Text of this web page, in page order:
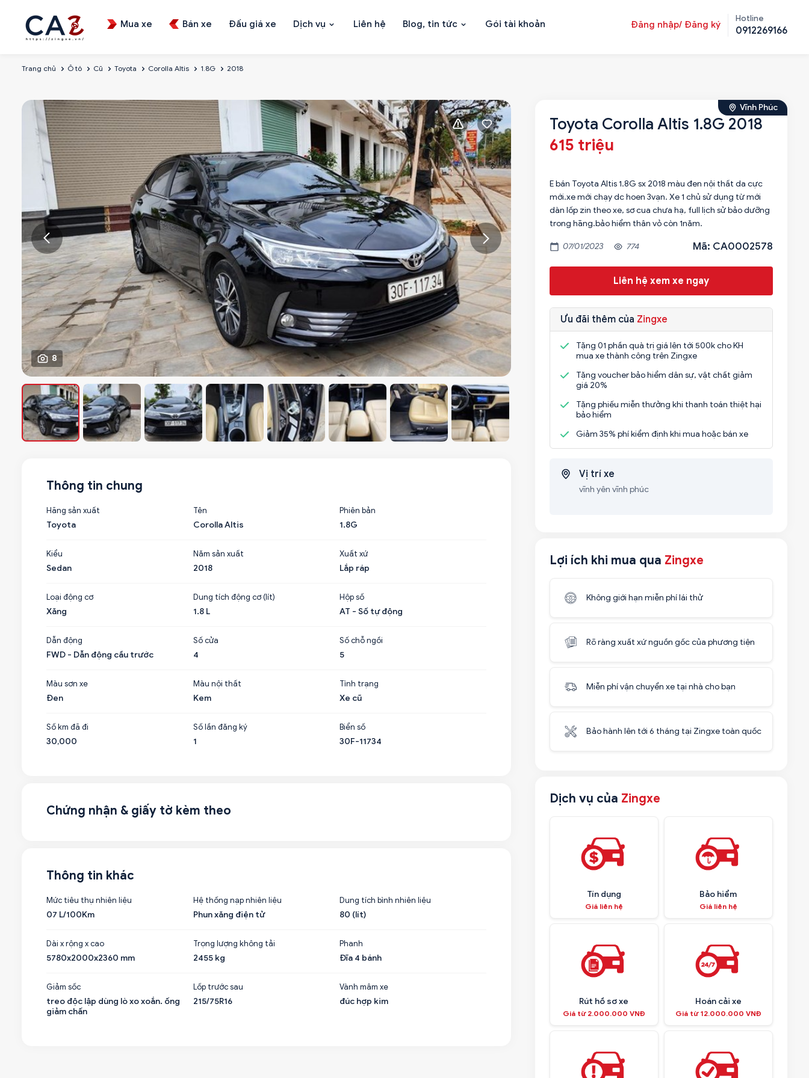
Mua xe Bán xe Đấu giá xe Dịch vụ Liên hệ Blog, tin tức Gói tài khoản Đăng nhập/ Đăng ký
Hotline
0912269166
Trang chủ Ô tô Cũ Toyota Corolla Altis 1.8G 2018
8
Vĩnh Phúc
Toyota Corolla Altis 1.8G 2018
615 triệu
E bán Toyota Altis 1.8G sx 2018 màu đen nội thất da cực
mới.xe mới chạy dc hoen 3vạn. Xe 1 chủ sử dụng từ mới
dàn lốp zin theo xe, sơ cua chưa hạ, full lịch sử bảo dưỡng
trong hãng.bảo hiểm thân vỏ còn 1năm.
07/01/2023 774 Mã: CA0002578
Liên hệ xem xe ngay
Ưu đãi thêm của Zingxe
Tặng 01 phần quà trị giá lên tới 500k cho KH
mua xe thành công trên Zingxe
Tặng voucher bảo hiểm dân sự, vật chất giảm
giá 20%
Tặng phiếu miễn thưởng khi thanh toán thiệt hại
bảo hiểm
Giảm 35% phí kiểm định khi mua hoặc bán xe
Vị trí xe
vĩnh yên vĩnh phúc
Lợi ích khi mua qua Zingxe
Không giới hạn miễn phí lái thử
Rõ ràng xuất xứ nguồn gốc của phương tiện
Miễn phí vận chuyển xe tại nhà cho bạn
Bảo hành lên tới 6 tháng tại Zingxe toàn quốc
Dịch vụ của Zingxe
Tín dụng
Giá liên hệ
Bảo hiểm
Giá liên hệ
Rút hồ sơ xe
Giá từ 2.000.000 VNĐ
Hoán cải xe
Giá từ 12.000.000 VNĐ
Thông tin chung
Hãng sản xuất
Toyota
Tên
Corolla Altis
Phiên bản
1.8G
Kiểu
Sedan
Năm sản xuất
2018
Xuất xứ
Lắp ráp
Loại động cơ
Xăng
Dung tích động cơ (lít)
1.8 L
Hộp số
AT - Số tự động
Dẫn động
FWD - Dẫn động cầu trước
Số cửa
4
Số chỗ ngồi
5
Màu sơn xe
Đen
Màu nội thất
Kem
Tình trạng
Xe cũ
Số km đã đi
30,000
Số lần đăng ký
1
Biển số
30F-11734
Chứng nhận & giấy tờ kèm theo
Thông tin khác
Mức tiêu thụ nhiên liệu
07 L/100Km
Hệ thống nạp nhiên liệu
Phun xăng điện tử
Dung tích bình nhiên liệu
80 (lít)
Dài x rộng x cao
5780x2000x2360 mm
Trọng lượng không tải
2455 kg
Phanh
Đĩa 4 bánh
Giảm sốc
treo độc lập dùng lò xo xoắn. ống
giảm chấn
Lốp trước sau
215/75R16
Vành mâm xe
đúc hợp kim